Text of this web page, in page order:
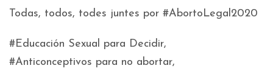
Todas, todos, todes juntes por #AbortoLegal2020
#Educación Sexual para Decidir,
#Anticonceptivos para no abortar,